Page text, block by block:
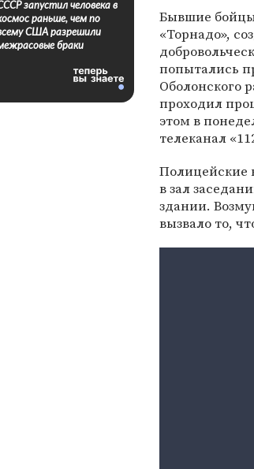
Бывшие
«Торнадо»,
попытались
Оболонского
проходил
этом в
телеканал
Полицейские
в зал
здании.
вызвало то,
запустил человека в
раньше, чем по
США разрешили
браки